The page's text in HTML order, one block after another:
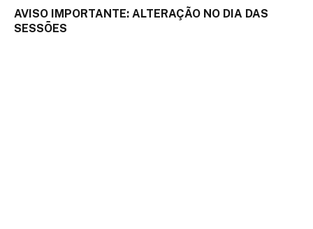
AVISO IMPORTANTE: ALTERAÇÃO NO DIA DAS
SESSÕES